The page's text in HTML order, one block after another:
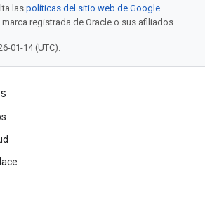
las políticas del sitio web de Google
marca registrada de Oracle o sus afiliados.
01-14 (UTC).